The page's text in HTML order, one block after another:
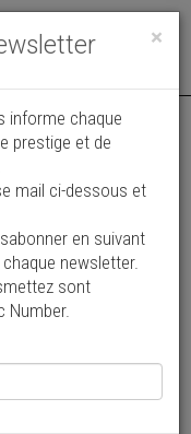
Toggle
y a 7 jours )
×
informe chaque
prestige et de
mail ci-dessous et
en suivant
newsletter.
sont
Number.